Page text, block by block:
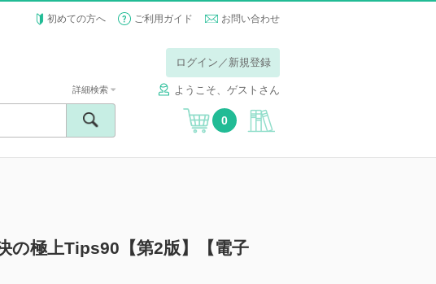
初めての方へ ご利用ガイド お問い合わせ
ログイン／新規登録
ようこそ、ゲストさん
詳細検索
0
の極上Tips90【第2版】【電子